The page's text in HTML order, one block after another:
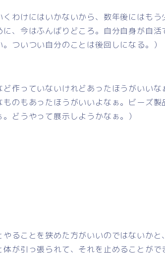
わけにはいかないから、数年後にはもう
、今はふんばりどころ。自分自身が自活
ついつい自分のことは後回しになる。）
作っていないけれどあったほうがいいな
のもあったほうがいいよなぁ。ビーズ製
どうやって展示しようかなぁ。）
ることを狭めた方がいいのではないかと
が引っ張られて、それを止めることがで